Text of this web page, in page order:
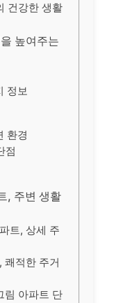
건강한 생활
높여주는
정보
환경
점
, 주변 생활
트, 상세 주
쾌적한 주거
림 아파트 단